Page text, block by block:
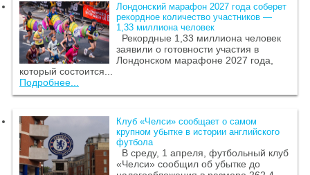
Лондонский марафон 2027 года соберет
рекордное количество участников —
1,33 миллиона человек
Рекордные 1,33 миллиона человек
заявили о готовности участия в
Лондонском марафоне 2027 года,
который состоится...
Подробнее...
Клуб «Челси» сообщает о самом
крупном убытке в истории английского
футбола
В среду, 1 апреля, футбольный клуб
«Челси» сообщил об убытке до